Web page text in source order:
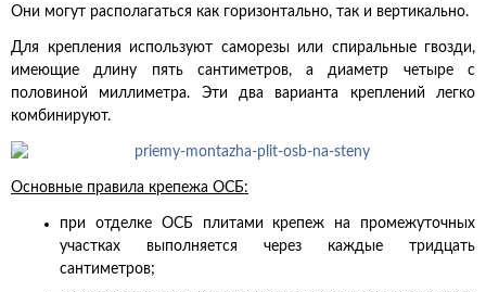
Они могут располагаться как горизонтально, так и вертикально.
Для крепления используют саморезы или спиральные гвозди,
имеющие длину пять сантиметров, а диаметр четыре с
половиной миллиметра. Эти два варианта креплений легко
комбинируют.
Основные правила крепежа ОСБ:
при отделке ОСБ плитами крепеж на промежуточных
участках выполняется через каждые тридцать
сантиметров;